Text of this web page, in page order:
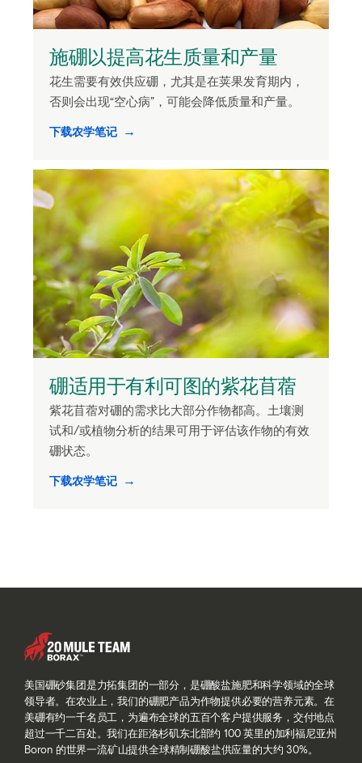
施硼以提高花生质量和产量
花生需要有效供应硼，尤其是在荚果发育期内，
否则会出现“空心病”，可能会降低质量和产量。
下载农学笔记
硼适用于有利可图的紫花苜蓿
紫花苜蓿对硼的需求比大部分作物都高。土壤测
试和/或植物分析的结果可用于评估该作物的有效
硼状态。
下载农学笔记
美国硼砂集团是力拓集团的一部分，是硼酸盐施肥和科学领域的全球
领导者。在农业上，我们的硼肥产品为作物提供必要的营养元素。在
美硼有约一千名员工，为遍布全球的五百个客户提供服务，交付地点
超过一千二百处。我们在距洛杉矶东北部约 100 英里的加利福尼亚州
Boron 的世界一流矿山提供全球精制硼酸盐供应量的大约 30%。